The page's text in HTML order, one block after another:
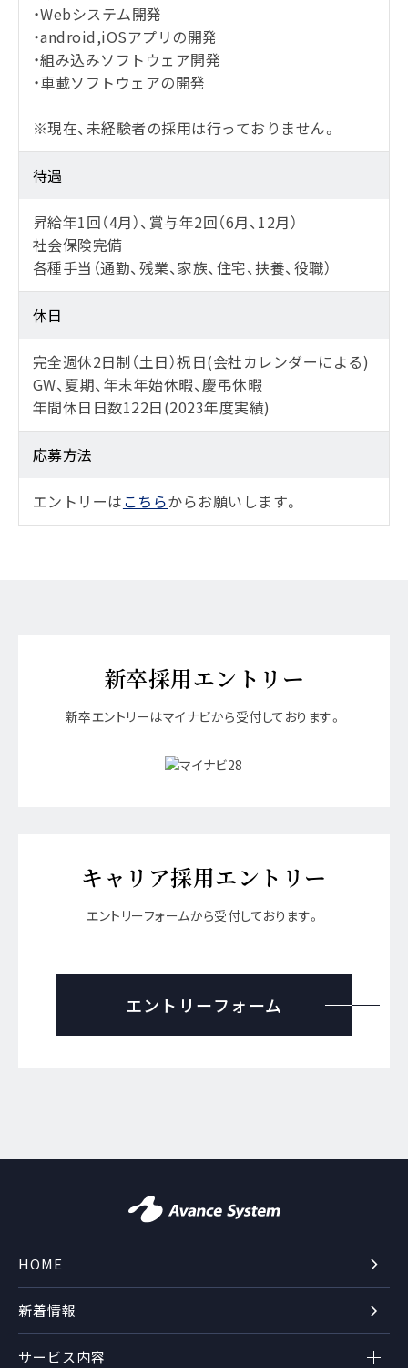
・Webシステム開発
・android,iOSアプリの開発
・組み込みソフトウェア開発
・車載ソフトウェアの開発
※現在、未経験者の採用は行っておりません。
待遇
昇給年1回（4月）、賞与年2回（6月、12月）
社会保険完備
各種手当（通勤、残業、家族、住宅、扶養、役職）
休日
完全週休2日制（土日）祝日(会社カレンダーによる)
GW、夏期、年末年始休暇、慶弔休暇
年間休日日数122日(2023年度実績)
応募方法
エントリーはこちらからお願いします。
新卒採用エントリー
新卒エントリーはマイナビから受付しております。
キャリア採用エントリー
エントリーフォームから受付しております。
エントリーフォーム
HOME
サービス内容
新着情報